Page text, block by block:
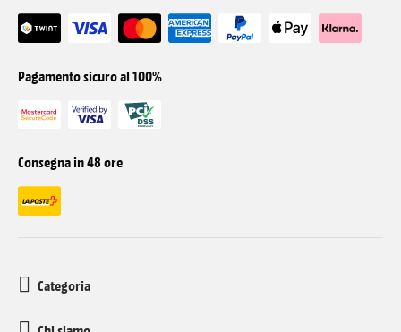
Pagamento sicuro al 100%
Consegna in 48 ore
Categoria